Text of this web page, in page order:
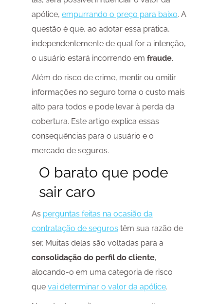
apólice, empurrando o preço para baixo. A
questão é que, ao adotar essa prática,
independentemente de qual for a intenção,
o usuário estará incorrendo em fraude.
Além do risco de crime, mentir ou omitir
informações no seguro torna o custo mais
alto para todos e pode levar à perda da
cobertura. Este artigo explica essas
consequências para o usuário e o
mercado de seguros.
O barato que pode
sair caro
As perguntas feitas na ocasião da
contratação de seguros têm sua razão de
ser. Muitas delas são voltadas para a
consolidação do perfil do cliente,
alocando-o em uma categoria de risco
que vai determinar o valor da apólice.